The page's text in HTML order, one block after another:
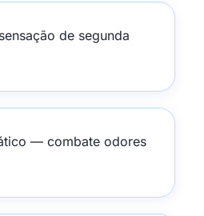
de segunda
— combate odores